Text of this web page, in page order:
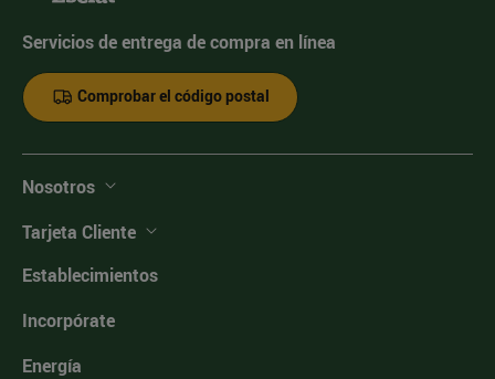
Servicios de entrega de compra en línea
Comprobar el código postal
Nosotros
Tarjeta Cliente
Establecimientos
Incorpórate
Energía